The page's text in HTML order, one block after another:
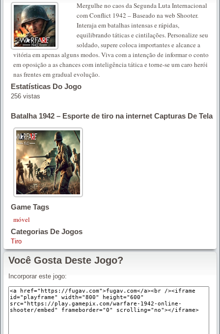
Mergulhe no caos da Segunda Luta Internacional
com Conflict 1942 – Baseado na web Shooter.
Interaja em batalhas intensas e rápidas,
equilibrando táticas e cintilações. Personalize seu
soldado, supere coloca importantes e alcance a
vitória em apenas alguns modos. Viva com a intenção de informar o conto
em oposição a as chances com inteligência tática e torne-se um caro herói
nas frentes em gradual evolução.
Estatísticas Do Jogo
256 vistas
Batalha 1942 – Esporte de tiro na internet Capturas De Tela
Game Tags
móvel
Categorias De Jogos
Tiro
Você Gosta Deste Jogo?
Incorporar este jogo: